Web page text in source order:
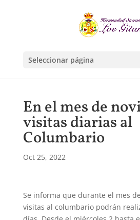
Seleccionar página
En el mes de
visitas diarias al
Columbario
Oct 25, 2022
Se informa que durante el mes de
visitas al columbario podrán